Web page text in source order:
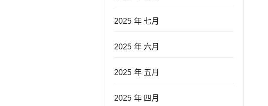
2025 年 七月
2025 年 六月
2025 年 五月
2025 年 四月